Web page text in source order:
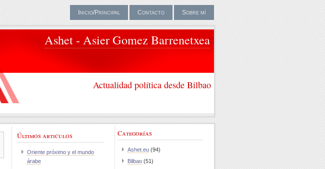
Inicio/Principal Contacto Sobre mí
Ashet - Asier Gomez Barrenetxea
Actualidad política desde Bilbao
Últimos articulos
Oriente próximo y el mundo
árabe
Categorías
Ashet.eu (94)
Bilbao (51)